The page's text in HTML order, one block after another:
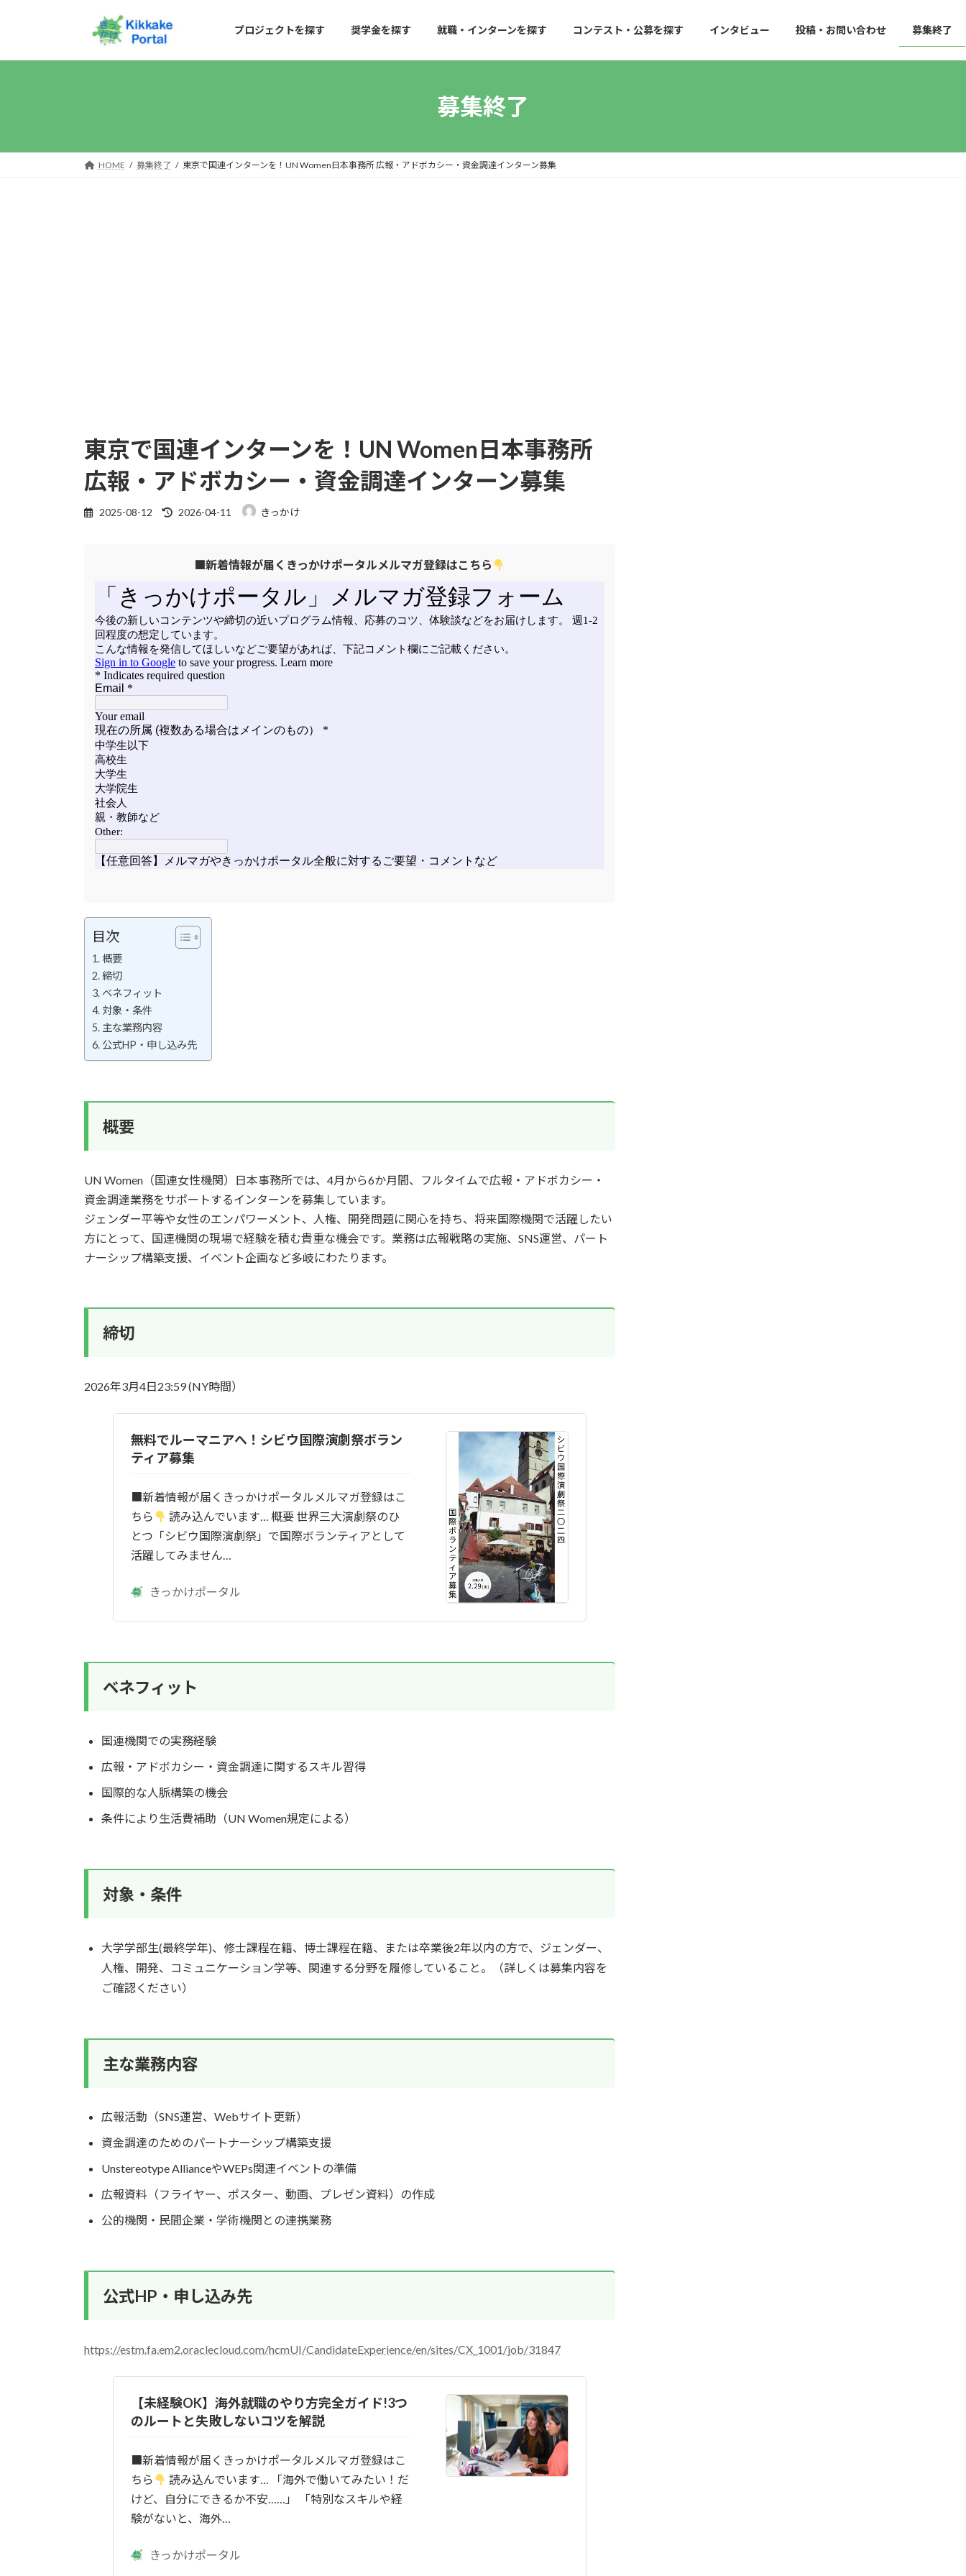
キ
に
プロジェクトを探す 奨学金を探す 就職・インターンを探す コンテスト・公募を探す インタビュー 投稿・お問い合わせ 募集終了
募集終了
HOME 募集終了 東京で国連インターンを！UN Women日本事務所 広報・アドボカシー・資金調達インターン募集
東京で国連インターンを！UN Women日本事務所
広報・アドボカシー・資金調達インターン募集
2025-08-12
最
時
:
2026-04-11 きっかけ
■新着情報が届くきっかけポータルメルマガ登録はこちら
目次
概要
締切
ベネフィット
対象・条件
主な業務内容
公式HP・申し込み先
概要
UN Women（国連女性機関）日本事務所では、4月から6か月間、フルタイムで広報・アドボカシー・
資金調達業務をサポートするインターンを募集しています。
ジェンダー平等や女性のエンパワーメント、人権、開発問題に関心を持ち、将来国際機関で活躍したい
方にとって、国連機関の現場で経験を積む貴重な機会です。業務は広報戦略の実施、SNS運営、パート
ナーシップ構築支援、イベント企画など多岐にわたります。
締切
2026年3月4日23:59 (NY時間）
無料でルーマニアへ！シビウ国際演劇祭ボラン
ティア募集
■新着情報が届くきっかけポータルメルマガ登録はこ
ちら
読み込んでいます… 概要 世界三大演劇祭のひ
とつ「シビウ国際演劇祭」で国際ボランティアとして
活躍してみません…
きっかけポータル
ベネフィット
国連機関での実務経験
広報・アドボカシー・資金調達に関するスキル習得
国際的な人脈構築の機会
条件により生活費補助（UN Women規定による）
対象・条件
大学学部生(最終学年)、修士課程在籍、博士課程在籍、または卒業後2年以内の方で、ジェンダー、
人権、開発、コミュニケーション学等、関連する分野を履修していること。（詳しくは募集内容を
ご確認ください）
主な業務内容
広報活動（SNS運営、Webサイト更新）
資金調達のためのパートナーシップ構築支援
Unstereotype AllianceやWEPs関連イベントの準備
広報資料（フライヤー、ポスター、動画、プレゼン資料）の作成
公的機関・民間企業・学術機関との連携業務
公式HP・申し込み先
https://estm.fa.em2.oraclecloud.com/hcmUI/CandidateExperience/en/sites/CX_1001/job/31847
【未経験OK】海外就職のやり方完全ガイド!3つ
のルートと失敗しないコツを解説
■新着情報が届くきっかけポータルメルマガ登録はこ
ちら
読み込んでいます… 「海外で働いてみたい！だ
けど、自分にできるか不安……」 「特別なスキルや経
験がないと、海外…
きっかけポータル